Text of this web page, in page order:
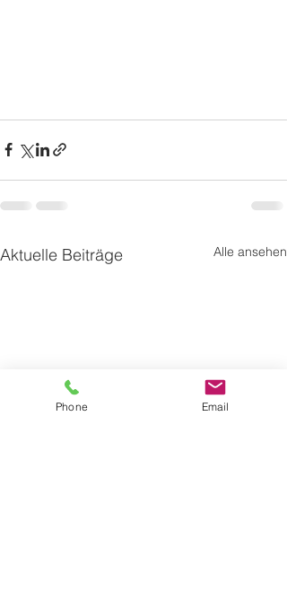
Aktuelle Beiträge Alle ansehen
Phone Email